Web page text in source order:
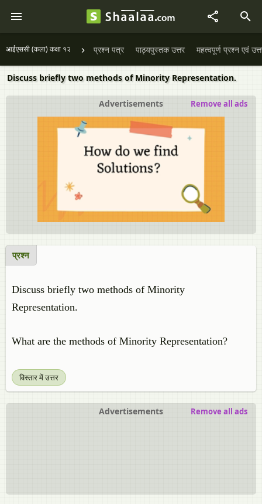
आईएससी (कला) कक्षा १२ प्रश्न पत्र पाठ्यपुस्तक उत्तर महत्वपूर्ण प्रश्न एवं
Discuss briefly two methods of Minority Representation.
Advertisements Remove all ads
प्रश्न
Discuss briefly two methods of Minority
Representation.
What are the methods of Minority Representation?
विस्तार में उत्तर
Advertisements Remove all ads